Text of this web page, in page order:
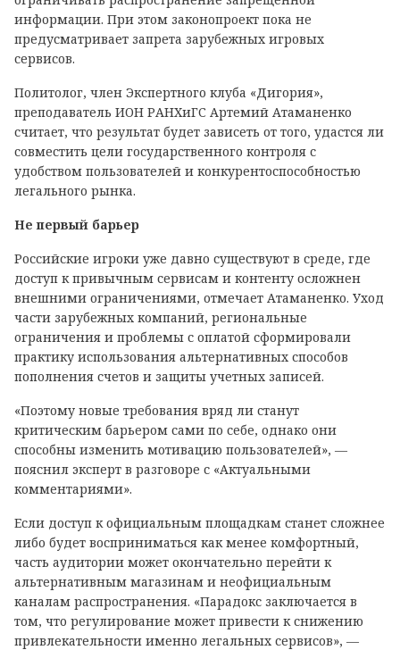
информации. При этом законопроект пока не
предусматривает запрета зарубежных игровых
сервисов.
Политолог, член Экспертного клуба «Дигория»,
преподаватель ИОН РАНХиГС Артемий Атаманенко
считает, что результат будет зависеть от того, удастся ли
совместить цели государственного контроля с
удобством пользователей и конкурентоспособностью
легального рынка.
Не первый барьер
Российские игроки уже давно существуют в среде, где
доступ к привычным сервисам и контенту осложнен
внешними ограничениями, отмечает Атаманенко. Уход
части зарубежных компаний, региональные
ограничения и проблемы с оплатой сформировали
практику использования альтернативных способов
пополнения счетов и защиты учетных записей.
«Поэтому новые требования вряд ли станут
критическим барьером сами по себе, однако они
способны изменить мотивацию пользователей», —
пояснил эксперт в разговоре с «Актуальными
комментариями».
Если доступ к официальным площадкам станет сложнее
либо будет восприниматься как менее комфортный,
часть аудитории может окончательно перейти к
альтернативным магазинам и неофициальным
каналам распространения. «Парадокс заключается в
том, что регулирование может привести к снижению
привлекательности именно легальных сервисов», —